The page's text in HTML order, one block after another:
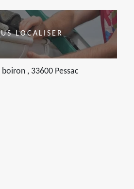
LOCALISER
, 33600 Pessac